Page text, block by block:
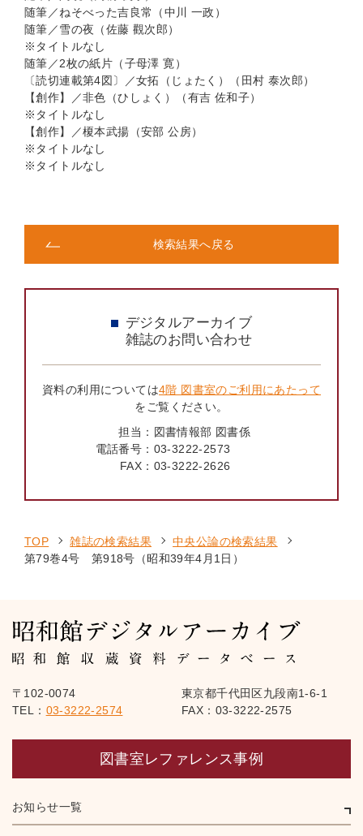
随筆／ねそべった吉良常（中川 一政）
随筆／雪の夜（佐藤 觀次郎）
※タイトルなし
随筆／2枚の紙片（子母澤 寛）
〔読切連載第4図〕／女拓（じょたく）（田村 泰次郎）
【創作】／非色（ひしょく）（有吉 佐和子）
※タイトルなし
【創作】／榎本武揚（安部 公房）
※タイトルなし
※タイトルなし
検索結果へ戻る
デジタルアーカイブ
雑誌のお問い合わせ
資料の利用については4階 図書室のご利用にあたって
をご覧ください。
担当： 図書情報部 図書係
電話番号： 03-3222-2573
FAX： 03-3222-2626
TOP 雑誌の検索結果
中央公論の検索結果
第79巻4号 第918号（昭和39年4月1日）
〒102-0074
東京都千代田区九段南1-6-1
TEL： 03-3222-2574 FAX：03-3222-2575
図書室レファレンス事例
お知らせ一覧